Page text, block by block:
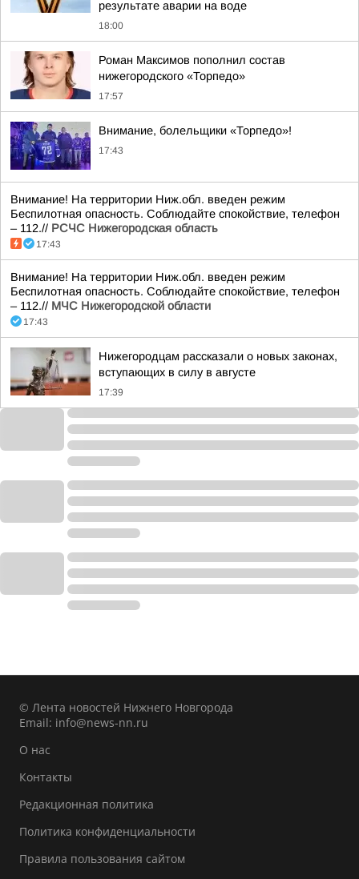
результате аварии на воде
18:00
Роман Максимов пополнил состав
нижегородского «Торпедо»
17:57
Внимание, болельщики «Торпедо»!
17:43
Внимание! На территории Ниж.обл. введен режим
Беспилотная опасность. Соблюдайте спокойствие, телефон
– 112.// РСЧС Нижегородская область
17:43
Внимание! На территории Ниж.обл. введен режим
Беспилотная опасность. Соблюдайте спокойствие, телефон
– 112.// МЧС Нижегородской области
17:43
Нижегородцам рассказали о новых законах,
вступающих в силу в августе
17:39
© Лента новостей Нижнего Новгорода
Email: info@news-nn.ru
О нас
Контакты
Редакционная политика
Политика конфиденциальности
Правила пользования сайтом